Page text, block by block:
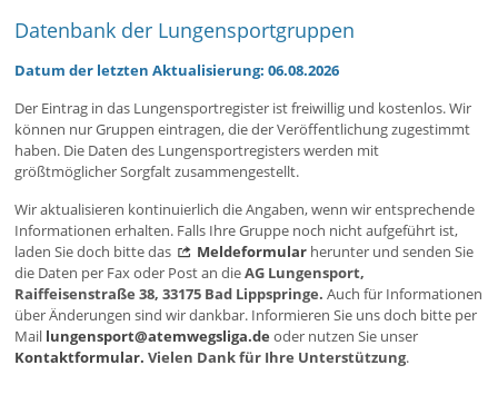
Datenbank der Lungensportgruppen
Datum der letzten Aktualisierung: 06.08.2026
Der Eintrag in das Lungensportregister ist freiwillig und kostenlos. Wir
können nur Gruppen eintragen, die der Veröffentlichung zugestimmt
haben. Die Daten des Lungensportregisters werden mit
größtmöglicher Sorgfalt zusammengestellt.
Wir aktualisieren kontinuierlich die Angaben, wenn wir entsprechende
Informationen erhalten. Falls Ihre Gruppe noch nicht aufgeführt ist,
laden Sie doch bitte das
Meldeformular herunter und senden Sie
die Daten per Fax oder Post an dieAG Lungensport,
Raiffeisenstraße 38, 33175 Bad Lippspringe. Auch für Informationen
über Änderungen sind wir dankbar. Informieren Sie uns doch bitte per
Mail lungensport@atemwegsliga.de oder nutzen Sie unser
Kontaktformular. Vielen Dank für Ihre Unterstützung.